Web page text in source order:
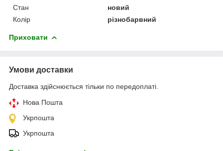
Стан
новий
Колір
різнобарвний
Приховати
Умови доставки
Доставка здійснюється тільки по передоплаті.
Нова Пошта
Укрпошта
Укрпошта